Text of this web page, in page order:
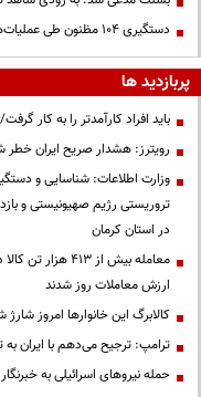
دستگیری ۱۰۴ مظنون طی عملیات‌هایی علیه داعش در ترکیه
پربازدید ها
باید افراد کارآمدتر را به کار
رویترز: هشدار صریح ایران
در استان کرمان
معامله بیش از
ارزش معاملات روز شدند
کالابرگ این خانوارها امروز شارژ
ترامپ: ترجیح می‌دهم با ایران به
حمله نیروهای اسرائیلی به